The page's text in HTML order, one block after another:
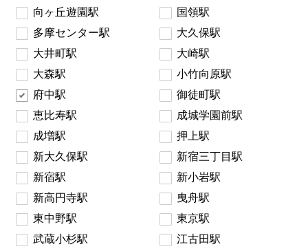
向ヶ丘遊園駅
国領駅
多摩センター駅
大久保駅
大井町駅
大崎駅
大森駅
小竹向原駅
府中駅
御徒町駅
恵比寿駅
成城学園前駅
成増駅
押上駅
新大久保駅
新宿三丁目駅
新宿駅
新小岩駅
新高円寺駅
曳舟駅
東中野駅
東京駅
武蔵小杉駅
江古田駅